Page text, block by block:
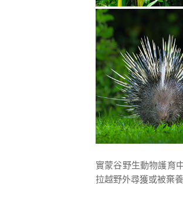
實蒙谷野生動物護育
拉越野外尋獲或被棄